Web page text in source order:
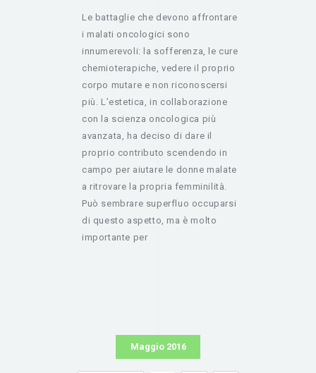
Le battaglie che devono affrontare
i malati oncologici sono
innumerevoli: la sofferenza, le cure
chemioterapiche, vedere il proprio
corpo mutare e non riconoscersi
più. L’estetica, in collaborazione
con la scienza oncologica più
avanzata, ha deciso di dare il
proprio contributo scendendo in
campo per aiutare le donne malate
a ritrovare la propria femminilità.
Può sembrare superfluo occuparsi
di questo aspetto, ma è molto
importante per
Maggio 2016